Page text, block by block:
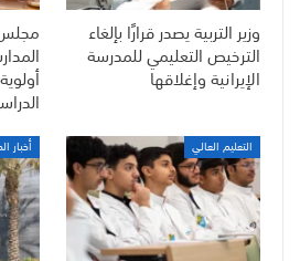
وزير التربية يصدر قرارًا بإلغاء
الترخيص التعليمي للمدرسة
الإيرانية وإغلاقها
مجلس
التعليم العالي أخبار